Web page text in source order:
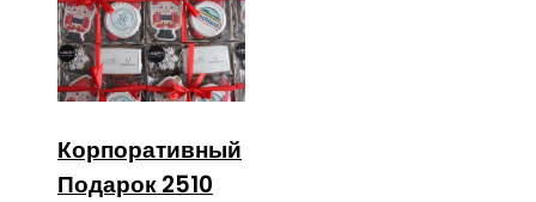
Корпоративный
Подарок 2510